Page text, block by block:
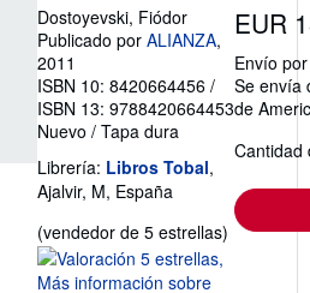
Dostoyevski, Fiódor
Publicado por ALIANZA,
2011
ISBN 10: 8420664456 /
ISBN 13: 9788420664453
Nuevo / Tapa dura
Librería: Libros Tobal,
Ajalvir, M, España
(vendedor de 5 estrellas)
EUR
Envío
Se envía
de
Cantidad